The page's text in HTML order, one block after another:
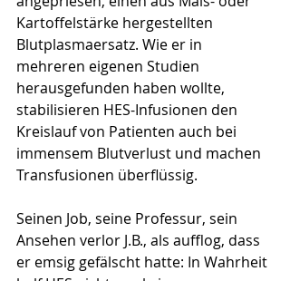
Kartoffelstärke hergestellten
Blutplasmaersatz. Wie er in
mehreren eigenen Studien
herausgefunden haben wollte,
stabilisieren HES-Infusionen den
Kreislauf von Patienten auch bei
immensem Blutverlust und machen
Transfusionen überflüssig.
Seinen Job, seine Professur, sein
Ansehen verlor J.B., als aufflog, dass
er emsig gefälscht hatte: In Wahrheit